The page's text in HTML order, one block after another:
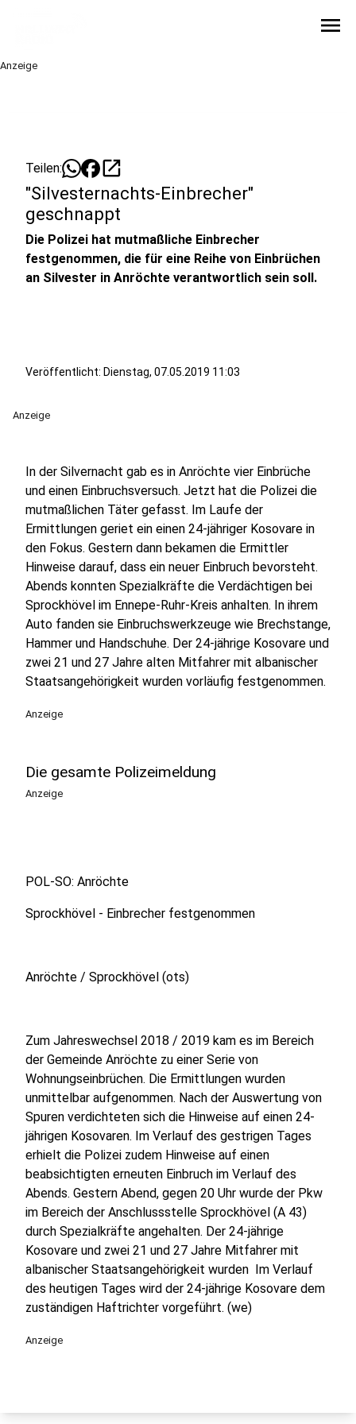
menu
Anzeige
Teilen: open_in_new
"Silvesternachts-Einbrecher"
geschnappt
Die Polizei hat mutmaßliche Einbrecher
festgenommen, die für eine Reihe von Einbrüchen
an Silvester in Anröchte verantwortlich sein soll.
Veröffentlicht: Dienstag, 07.05.2019 11:03
Anzeige
In der Silvernacht gab es in Anröchte vier Einbrüche
und einen Einbruchsversuch. Jetzt hat die Polizei die
mutmaßlichen Täter gefasst. Im Laufe der
Ermittlungen geriet ein einen 24-jähriger Kosovare in
den Fokus. Gestern dann bekamen die Ermittler
Hinweise darauf, dass ein neuer Einbruch bevorsteht.
Abends konnten Spezialkräfte die Verdächtigen bei
Sprockhövel im Ennepe-Ruhr-Kreis anhalten. In ihrem
Auto fanden sie Einbruchswerkzeuge wie Brechstange,
Hammer und Handschuhe. Der 24-jährige Kosovare und
zwei 21 und 27 Jahre alten Mitfahrer mit albanischer
Staatsangehörigkeit wurden vorläufig festgenommen.
Anzeige
Die gesamte Polizeimeldung
Anzeige
POL-SO: Anröchte
Sprockhövel - Einbrecher festgenommen
Anröchte / Sprockhövel (ots)
Zum Jahreswechsel 2018 / 2019 kam es im Bereich
der Gemeinde Anröchte zu einer Serie von
Wohnungseinbrüchen. Die Ermittlungen wurden
unmittelbar aufgenommen. Nach der Auswertung von
Spuren verdichteten sich die Hinweise auf einen 24-
jährigen Kosovaren. Im Verlauf des gestrigen Tages
erhielt die Polizei zudem Hinweise auf einen
beabsichtigten erneuten Einbruch im Verlauf des
Abends. Gestern Abend, gegen 20 Uhr wurde der Pkw
im Bereich der Anschlussstelle Sprockhövel (A 43)
durch Spezialkräfte angehalten. Der 24-jährige
Kosovare und zwei 21 und 27 Jahre Mitfahrer mit
albanischer Staatsangehörigkeit wurden Im Verlauf
des heutigen Tages wird der 24-jährige Kosovare dem
zuständigen Haftrichter vorgeführt. (we)
Anzeige